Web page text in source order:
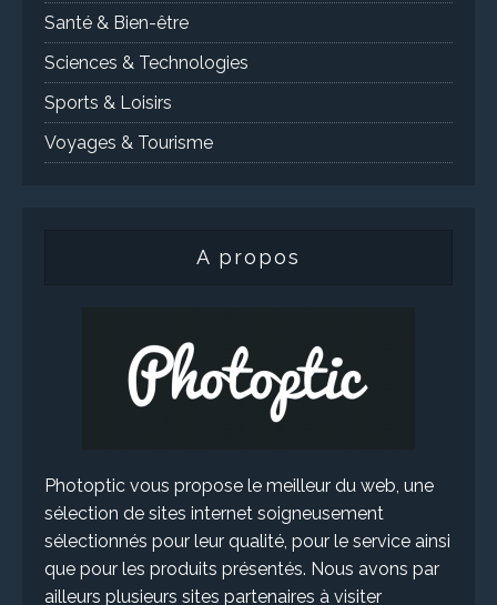
Santé & Bien-être
Sciences & Technologies
Sports & Loisirs
Voyages & Tourisme
A propos
Photoptic vous propose le meilleur du web, une
sélection de sites internet soigneusement
sélectionnés pour leur qualité, pour le service ainsi
que pour les produits présentés. Nous avons par
ailleurs plusieurs sites partenaires à visiter